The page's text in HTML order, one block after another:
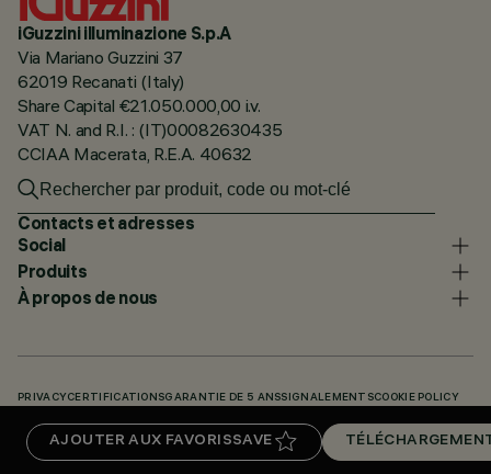
AJOUTER AUX FAVORISSAVE
iGuzzini illuminazione S.p.A
Via Mariano Guzzini 37
62019 Recanati (Italy)
Share Capital €21.050.000,00 i.v.
VAT N. and R.I. : (IT)00082630435
CCIAA Macerata, R.E.A. 40632
Contacts et adresses
Social
Produits
À propos de nous
PRIVACY CERTIFICATIONSGARANTIE DE 5 ANSSIGNALEMENTSCOOKIE POLICY
TÉLÉCHARGEMENTS